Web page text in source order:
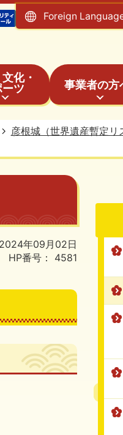
Foreign
化・
ーツ
事業者の方
彦根城（世界遺産暫定リ
年09月02日
HP番号：
4581